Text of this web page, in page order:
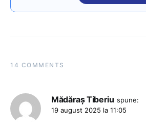
14 COMMENTS
Mădăraș Tiberiu spune:
19 august 2025 la 11:05